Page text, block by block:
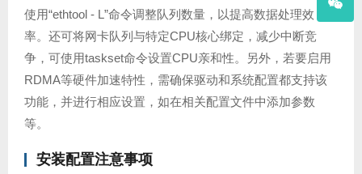
使用“ethtool - L”命令调整队列数量，以提高数据处理效
率。还可将网卡队列与特定CPU核心绑定，减少中断竞
争，可使用taskset命令设置CPU亲和性。另外，若要启用
RDMA等硬件加速特性，需确保驱动和系统配置都支持该
功能，并进行相应设置，如在相关配置文件中添加参数
等。
安装配置注意事项